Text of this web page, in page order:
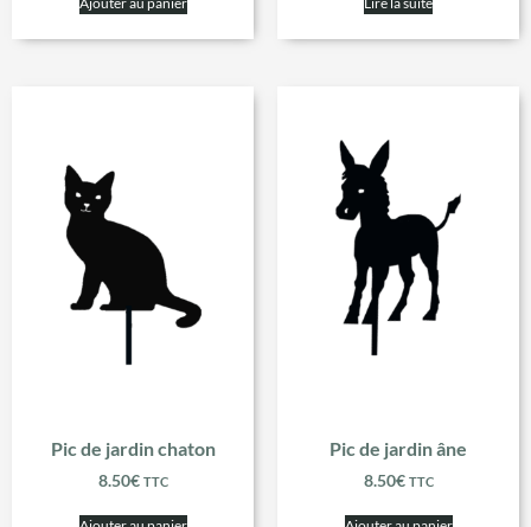
Pic de jardin chaton
8.50€ TTC
Pic de jardin âne
8.50€ TTC